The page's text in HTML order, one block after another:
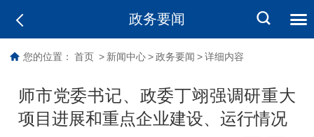
政务要闻
您的位置： 首页 > 新闻中心 > 政务要闻 > 详细内容
师市党委书记、政委丁翊强调研重大
项目进展和重点企业建设、运行情况